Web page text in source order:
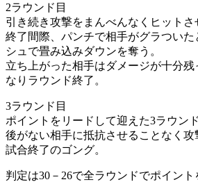
2ラウンド目
引き続き攻撃をまんべんなくヒットさ
終了間際、パンチで相手がグラつい
シュで畳み込みダウンを奪う。
立ち上がった相手はダメージが十分
なりラウンド終了。
3ラウンド目
ポイントをリードして迎えた3ラウンド
後がない相手に抵抗させることなく
試合終了のゴング。
判定は30－26で全ラウンドでポイント